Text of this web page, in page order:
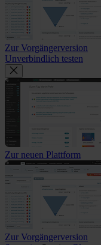
Zur Vorgängerversion
Unverbindlich testen
Zur neuen Plattform
Zur Vorgängerversion